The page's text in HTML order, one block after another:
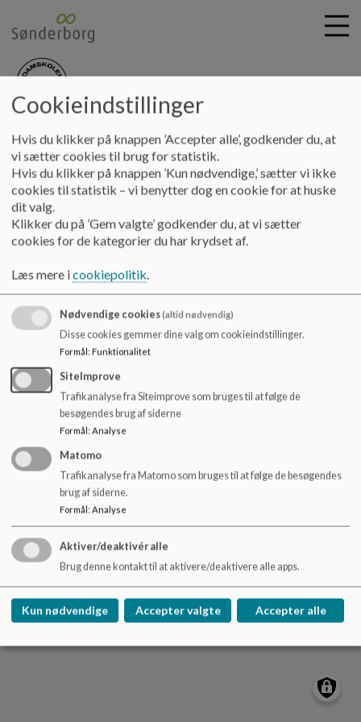
i
nydamskolen
Skolebestyrelsen Medlemmer
Medlemmer
Nydamskolens bestyrelse 2022-2026
Dokumenter
Nydamskolens skolebestyrelse 2025_1.pdf
Nydamskolen
Skolevej 21, V. Sottrup
nydamskolen@sonderborg.dk
88724391
/tilgaengelighedserklaering
Sitemap
Cookie politik
Cookieindstillinger
Hvis du klikker på knappen ’Accepter alle’, godkender du, at
vi sætter cookies til brug for statistik.
Hvis du klikker på knappen ’Kun nødvendige,’ sætter vi ikke
cookies til statistik – vi benytter dog en cookie for at huske
dit valg.
Klikker du på ’Gem valgte’ godkender du, at vi sætter
cookies for de kategorier du har krydset af.
Læs mere icookiepolitik.
Nødvendige cookies(altid nødvendig)
Disse cookies gemmer dine valg om cookieindstillinger.
Formål: Funktionalitet
SiteImprove
Trafikanalyse fra Siteimprove som bruges til at følge de
besøgendes brug af siderne
Formål: Analyse
Matomo
Trafikanalyse fra Matomo som bruges til at følge de besøgendes
brug af siderne.
Formål: Analyse
Aktiver/deaktivér alle
Brug denne kontakt til at aktivere/deaktivere alle apps.
Kun nødvendige Accepter valgte Accepter alle